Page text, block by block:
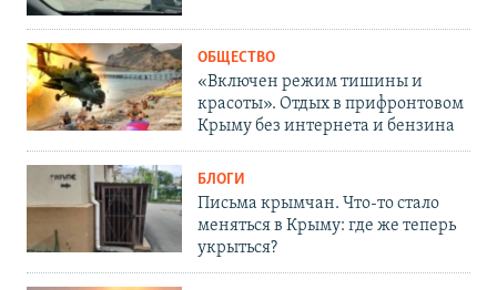
ОБЩЕСТВО
«Включен режим тишины и
красоты». Отдых в прифронтовом
Крыму без интернета и бензина
БЛОГИ
Письма крымчан. Что-то стало
меняться в Крыму: где же теперь
укрыться?